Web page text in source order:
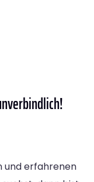
und erfahrenen